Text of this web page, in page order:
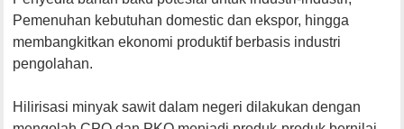
Pemenuhan kebutuhan domestic dan ekspor, hingga
membangkitkan ekonomi produktif berbasis industri
pengolahan.
Hilirisasi minyak sawit dalam negeri dilakukan dengan